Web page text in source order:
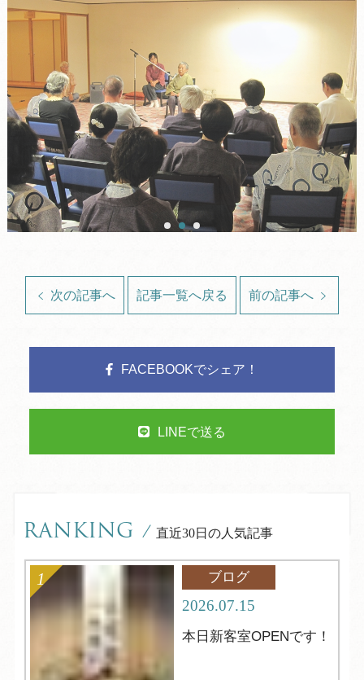
次の記事へ 記事一覧へ戻る 前の記事へ
FACEBOOKでシェア！
LINEで送る
RANKING / 直近30日の人気記事
ブログ
2026.07.15
本日新客室OPENです！